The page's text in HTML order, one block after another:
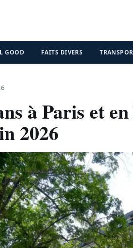
GOOD FAITS DIVERS
à Paris et
2026